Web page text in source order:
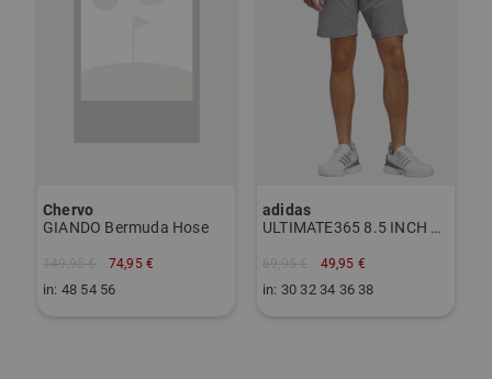
Chervo
GIANDO Bermuda Hose
74,95 €
in: 48 54 56
adidas
ULTIMATE365 8.5 INCH GOLF Bermuda
49,95 €
in: 30 32 34 36 38